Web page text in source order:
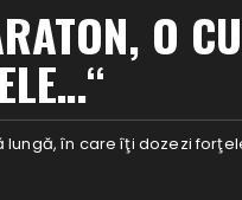
O
lungă, în care îţi dozezi